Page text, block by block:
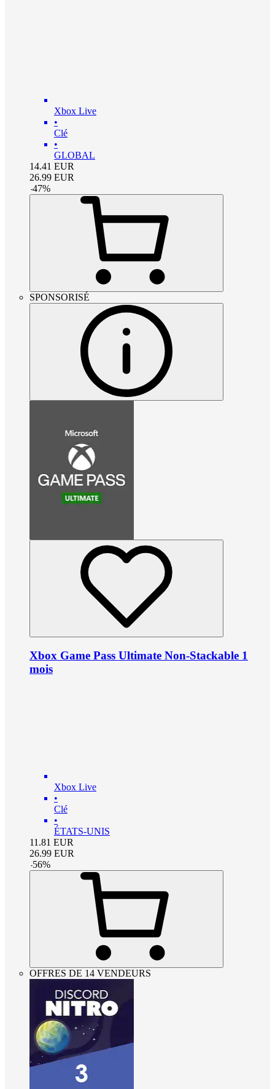
Xbox Live
•
Clé
•
GLOBAL
14.41 EUR
26.99 EUR
-47%
SPONSORISÉ
Xbox Game Pass Ultimate Non-Stackable 1
mois
Xbox Live
•
Clé
•
ÉTATS-UNIS
11.81 EUR
26.99 EUR
-56%
OFFRES DE 14 VENDEURS